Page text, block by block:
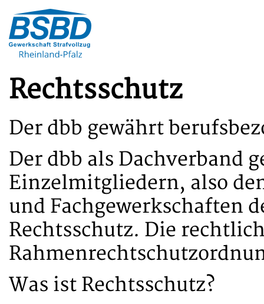
Rechtsschutz
Der dbb gewährt
Der dbb als Dachverband
Einzelmitgliedern, also
und Fachgewerkschaften
Rechtsschutz. Die
Was ist Rechtsschutz?